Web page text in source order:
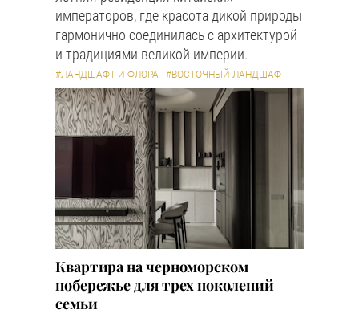
императоров, где красота дикой природы
гармонично соединилась с архитектурой
и традициями великой империи.
#ЛАНДШАФТ И ФЛОРА #ВОСТОЧНЫЙ ЛАНДШАФТ
Квартира на черноморском
побережье для трех поколений
семьи